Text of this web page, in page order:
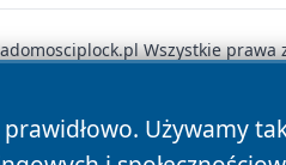
Używamy
Wszystkie prawa
Polityka Prywatności